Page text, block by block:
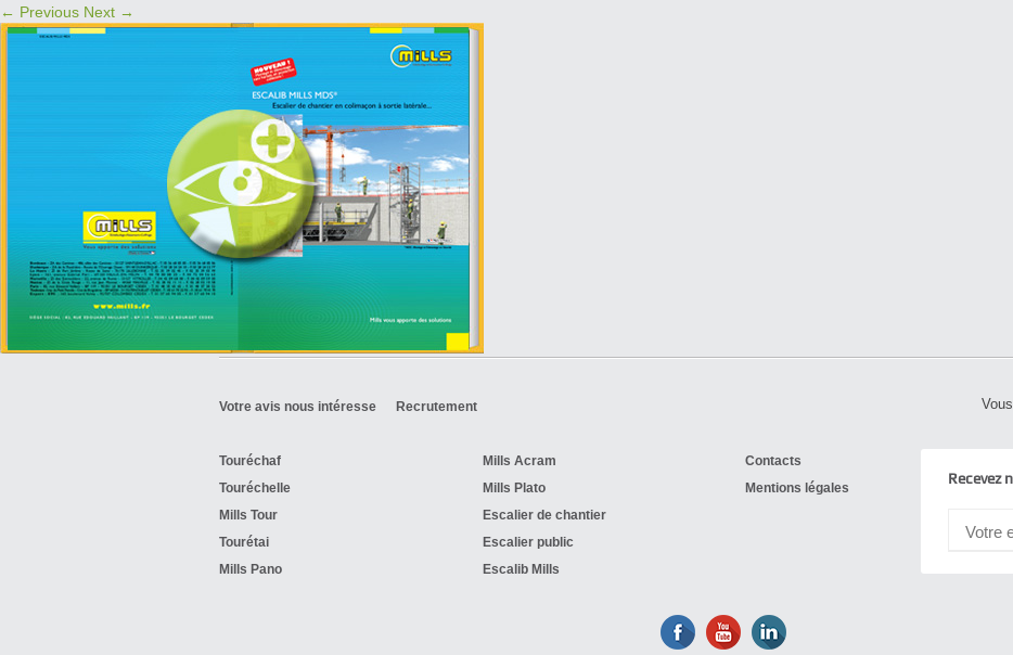
← Previous Next →
Votre avis nous intéresse Recrutement
Touréchaf
Touréchelle
Mills Tour
Tourétai
Mills Pano
Mills Acram
Mills Plato
Escalier de chantier
Escalier public
Escalib Mills
Contacts
Mentions légales
Recevez